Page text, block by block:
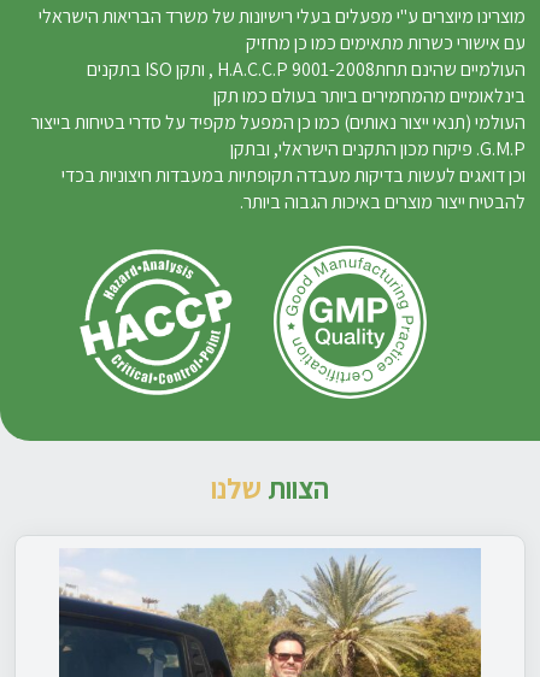
מוצרינו מיוצרים ע"י מפעלים בעלי רישיונות של משרד הבריאות הישראלי
עם אישורי כשרות מתאימים כמו כן מחזיק
העולמיים שהינם תחתH.A.C.C.P 9001-2008 , ותקן ISO בתקנים
בינלאומיים מהמחמירים ביותר בעולם כמו תקן
העולמי (תנאי ייצור נאותים) כמו כן המפעל מקפיד על סדרי בטיחות בייצור
G.M.P. פיקוח מכון התקנים הישראלי, ובתקן
וכן דואגים לעשות בדיקות מעבדה תקופתיות במעבדות חיצוניות בכדי
להבטיח ייצור מוצרים באיכות הגבוה ביותר.
הצוות שלנו